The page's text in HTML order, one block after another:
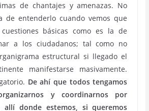
de chantajes y amenazas. No
de entenderlo cuando vemos que
básicas como es la de
a los ciudadanos; tal como no
estructural si llegado el
manifestarse masivamente.
De ahí que todos tengamos
y coordinarnos por
allí donde estemos, si queremos